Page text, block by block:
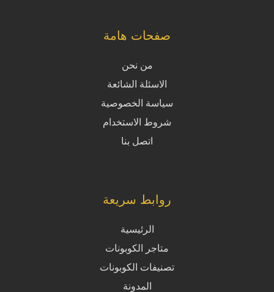
صفحات هامة
من نحن
الاسئلة الشائعة
سياسة الخصوصية
شروط الاستخدام
اتصل بنا
روابط سريعة
الرئيسية
متاجر الكوبونات
تصنيفات الكوبونات
المدونة